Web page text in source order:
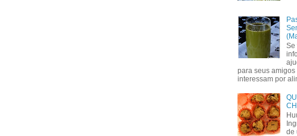
Se
para seus
interessam por
de